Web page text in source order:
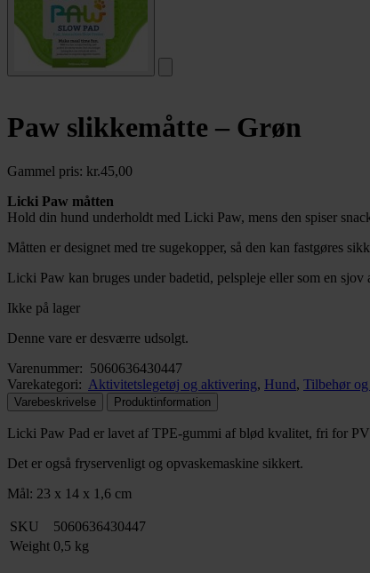
Paw slikkemåtte – Grøn
Gammel pris: kr.45,00
Licki Paw måtten
Hold din hund underholdt med Licki Paw, mens den spiser
Måtten er designet med tre sugekopper, så den kan fastgøres
Licki Paw kan bruges under badetid, pelspleje eller som en
Ikke på lager
Denne vare er desværre udsolgt.
Varenummer: 5060636430447
Varekategori: Aktivitetslegetøj og aktivering, Hund, Tilbehør
Varebeskrivelse Produktinformation
Licki Paw Pad er lavet af TPE-gummi af blød kvalitet, fri for
Det er også fryservenligt og opvaskemaskine sikkert.
Mål: 23 x 14 x 1,6 cm
SKU
5060636430447
Weight 0,5 kg